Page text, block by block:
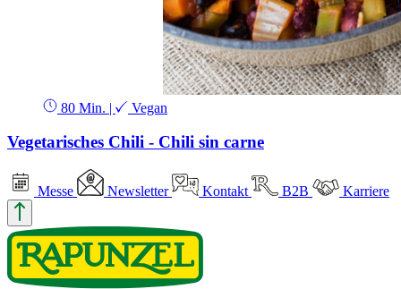
80 Min. | Vegan
Vegetarisches Chili - Chili sin carne
Messe Newsletter Kontakt B2B Karriere